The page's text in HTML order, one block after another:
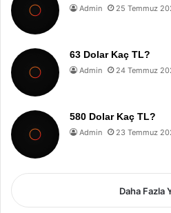
Admin 25 Temmuz
63 Dolar Kaç TL?
Admin 24 Temmuz
580 Dolar Kaç TL?
Admin 23 Temmuz
Daha Fazla